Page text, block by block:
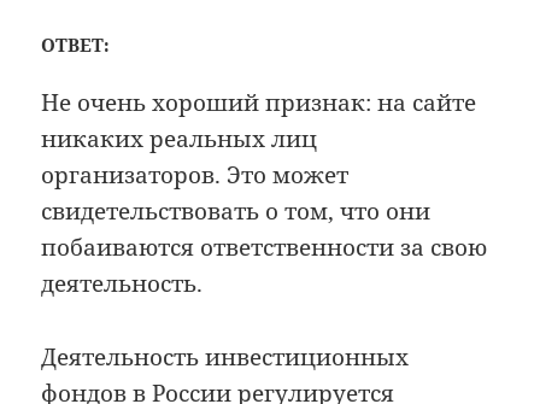
ОТВЕТ:
Не очень хороший признак: на сайте
никаких реальных лиц
организаторов. Это может
свидетельствовать о том, что они
побаиваются ответственности за свою
деятельность.
Деятельность инвестиционных
фондов в России регулируется